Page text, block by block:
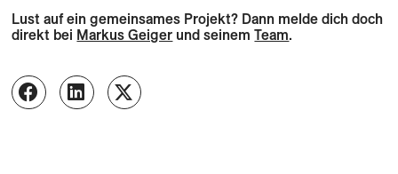
Lust auf ein gemeinsames Projekt? Dann melde dich doch
direkt bei Markus Geiger und seinemTeam.